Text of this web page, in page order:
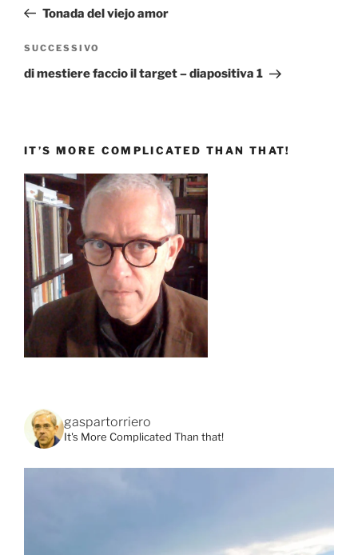
precedente:
Tonada del viejo amor
Articolo
successivo
SUCCESSIVO
di mestiere faccio il target – diapositiva 1
IT’S MORE COMPLICATED THAN THAT!
gaspartorriero
It's More Complicated Than that!